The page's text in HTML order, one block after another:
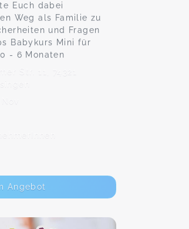
Euch dabei
Weg als Familie zu
und Fragen
Babykurs Mini für
- 6 Monaten
Str. 11, 74321
Angebot